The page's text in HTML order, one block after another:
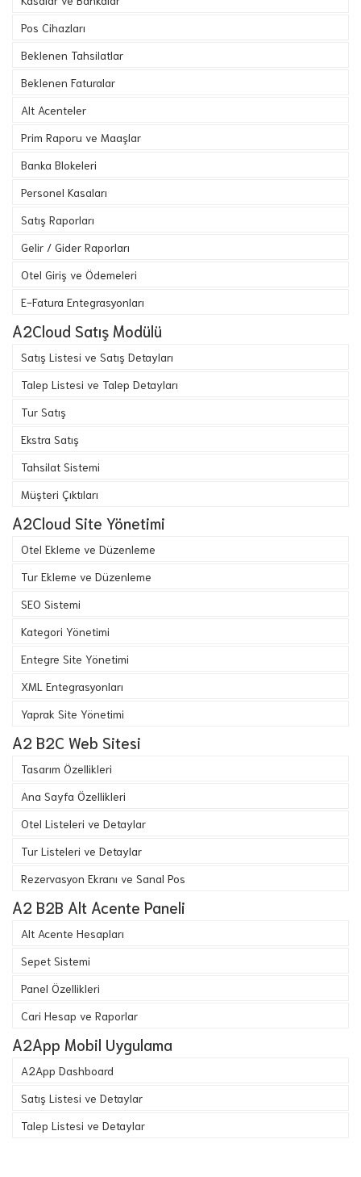
Pos Cihazları
Beklenen Tahsilatlar
Beklenen Faturalar
Alt Acenteler
Prim Raporu ve Maaşlar
Banka Blokeleri
Personel Kasaları
Satış Raporları
Gelir / Gider Raporları
Otel Giriş ve Ödemeleri
E-Fatura Entegrasyonları
A2Cloud Satış Modülü
Satış Listesi ve Satış Detayları
Talep Listesi ve Talep Detayları
Tur Satış
Ekstra Satış
Tahsilat Sistemi
Müşteri Çıktıları
A2Cloud Site Yönetimi
Otel Ekleme ve Düzenleme
Tur Ekleme ve Düzenleme
SEO Sistemi
Kategori Yönetimi
Entegre Site Yönetimi
XML Entegrasyonları
Yaprak Site Yönetimi
A2 B2C Web Sitesi
Tasarım Özellikleri
Ana Sayfa Özellikleri
Otel Listeleri ve Detaylar
Tur Listeleri ve Detaylar
Rezervasyon Ekranı ve Sanal Pos
A2 B2B Alt Acente Paneli
Alt Acente Hesapları
Sepet Sistemi
Panel Özellikleri
Cari Hesap ve Raporlar
A2App Mobil Uygulama
A2App Dashboard
Satış Listesi ve Detaylar
Talep Listesi ve Detaylar